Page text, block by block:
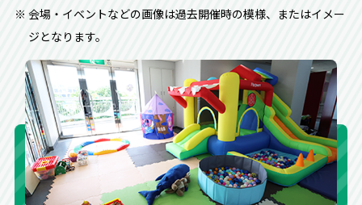
会場・イベントなどの画像は過去開催時の模様、またはイメー
ジとなります。